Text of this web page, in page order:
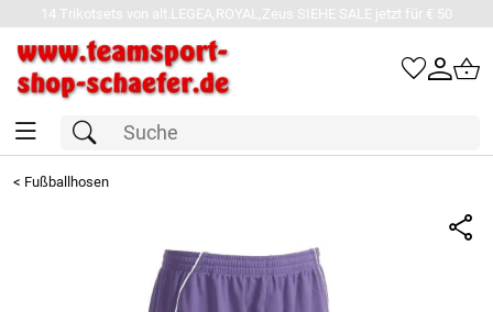
14 Trikotsets von alt.LEGEA,ROYAL,Zeus SIEHE SALE jetzt für € 50
< Fußballhosen